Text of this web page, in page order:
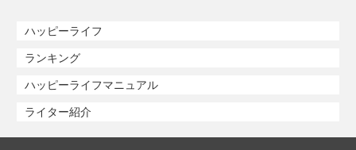
ハッピーライフ
ランキング
ハッピーライフマニュアル
ライター紹介